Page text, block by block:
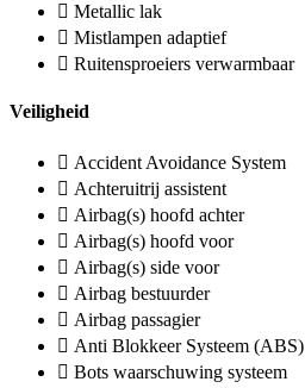
Metallic lak
Mistlampen adaptief
Ruitensproeiers verwarmbaar
Veiligheid
Accident Avoidance System
Achteruitrij assistent
Airbag(s) hoofd achter
Airbag(s) hoofd voor
Airbag(s) side voor
Airbag bestuurder
Airbag passagier
Anti Blokkeer Systeem (ABS)
Bots waarschuwing systeem